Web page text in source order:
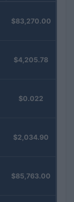
$83,270.00
$4,205.78
$0.022
$2,034.90
$85,763.00